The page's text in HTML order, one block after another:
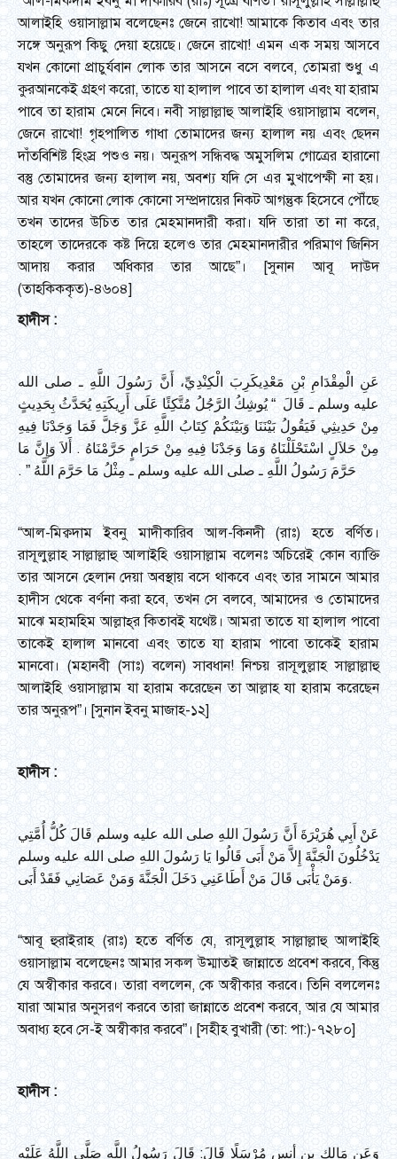
আলাইহি ওয়াসাল্লাম বলেছেনঃ জেনে রাখো! আমাকে কিতাব এবং তার
সঙ্গে অনুরূপ কিছু দেয়া হয়েছে। জেনে রাখো! এমন এক সময় আসবে
যখন কোনো প্রাচুর্যবান লোক তার আসনে বসে বলবে, তোমরা শুধু এ
কুরআনকেই গ্রহণ করো, তাতে যা হালাল পাবে তা হালাল এবং যা হারাম
পাবে তা হারাম মেনে নিবে। নবী সাল্লাল্লাহু আলাইহি ওয়াসাল্লাম বলেন,
জেনে রাখো! গৃহপালিত গাধা তোমাদের জন্য হালাল নয় এবং ছেদন
দাঁতবিশিষ্ট হিংস্র পশুও নয়। অনুরূপ সন্ধিবদ্ধ অমুসলিম গোত্রের হারানো
বস্তু তোমাদের জন্য হালাল নয়, অবশ্য যদি সে এর মুখাপেক্ষী না হয়।
আর যখন কোনো লোক কোনো সম্প্রদায়ের নিকট আগন্তুক হিসেবে পৌঁছে
তখন তাদের উচিত তার মেহমানদারী করা। যদি তারা তা না করে,
তাহলে তাদেরকে কষ্ট দিয়ে হলেও তার মেহমানদারীর পরিমাণ জিনিস
আদায় করার অধিকার তার আছে”। [সুনান আবূ দাউদ
(তাহকিককৃত)-৪৬০৪]
হাদীস :
عَنِ الْمِقْدَامِ بْنِ مَعْدِيكَرِبَ الْكِنْدِيِّ، أَنَّ رَسُولَ اللَّهِ ـ صلى الله
عليه وسلم ـ قَالَ ‏ “‏ يُوشِكُ الرَّجُلُ مُتَّكِئًا عَلَى أَرِيكَتِهِ يُحَدَّثُ بِحَدِيثٍ
مِنْ حَدِيثِي فَيَقُولُ بَيْنَنَا وَبَيْنَكُمْ كِتَابُ اللَّهِ عَزَّ وَجَلَّ فَمَا وَجَدْنَا فِيهِ
مِنْ حَلاَلٍ اسْتَحْلَلْنَاهُ وَمَا وَجَدْنَا فِيهِ مِنْ حَرَامٍ حَرَّمْنَاهُ ‏.‏ أَلاَ وَإِنَّ مَا
حَرَّمَ رَسُولُ اللَّهِ ـ صلى الله عليه وسلم ـ مِثْلُ مَا حَرَّمَ اللَّهُ ‏”‏ ‏.‏
“আল-মিক্বদাম ইবনু মাদীকারিব আল-কিনদী (রাঃ) হতে বর্ণিত।
রাসূলুল্লাহ সাল্লাল্লাহু আলাইহি ওয়াসাল্লাম বলেনঃ অচিরেই কোন ব্যাক্তি
তার আসনে হেলান দেয়া অবস্থায় বসে থাকবে এবং তার সামনে আমার
হাদীস থেকে বর্ণনা করা হবে, তখন সে বলবে, আমাদের ও তোমাদের
মাঝে মহামহিম আল্লাহ্‌র কিতাবই যথেষ্ট। আমরা তাতে যা হালাল পাবো
তাকেই হালাল মানবো এবং তাতে যা হারাম পাবো তাকেই হারাম
মানবো। (মহানবী (সাঃ) বলেন) সাবধান! নিশ্চয় রাসূলুল্লাহ সাল্লাল্লাহু
আলাইহি ওয়াসাল্লাম যা হারাম করেছেন তা আল্লাহ যা হারাম করেছেন
তার অনুরূপ”। [সুনান ইবনু মাজাহ-১২]
হাদীস :
عَنْ أَبِي هُرَيْرَةَ أَنَّ رَسُولَ اللهِ صلى الله عليه وسلم قَالَ كُلُّ أُمَّتِي
يَدْخُلُونَ الْجَنَّةَ إِلاَّ مَنْ أَبَى قَالُوا يَا رَسُولَ اللهِ صلى الله عليه وسلم
وَمَنْ يَأْبَى قَالَ مَنْ أَطَاعَنِي دَخَلَ الْجَنَّةَ وَمَنْ عَصَانِي فَقَدْ أَبَى.
“আবূ হুরাইরাহ (রাঃ) হতে বর্ণিত যে, রাসূলুল্লাহ সাল্লাল্লাহু আলাইহি
ওয়াসাল্লাম বলেছেনঃ আমার সকল উম্মাতই জান্নাতে প্রবেশ করবে, কিন্তু
যে অস্বীকার করবে। তারা বললেন, কে অস্বীকার করবে। তিনি বললেনঃ
যারা আমার অনুসরণ করবে তারা জান্নাতে প্রবেশ করবে, আর যে আমার
অবাধ্য হবে সে-ই অস্বীকার করবে”। [সহীহ বুখারী (তা: পা:)-৭২৮০]
হাদীস :
وَعَن مَالك بن أنس مُرْسَلًا قَالَ: قَالَ رَسُولُ اللَّهِ صَلَّى اللَّهُ عَلَيْهِ